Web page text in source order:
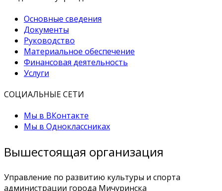
Основные сведения
Документы
Руководство
Материальное обеспечение
Финансовая деятельность
Услуги
СОЦИАЛЬНЫЕ СЕТИ
Мы в ВКонтакте
Мы в Одноклассниках
Вышестоящая организация
Управление по развитию культуры и спорта
администрации города Мичуринска